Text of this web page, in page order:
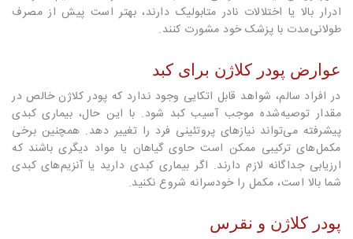
ادرار بالا یا اختلالات نادر متابولیک دارند، بهتر است پیش از مصرف
طولانی‌مدت با پزشک خود مشورت کنند.
عوارض پودر کلاژن برای کبد
در افراد سالم، شواهد قابل اتکایی وجود ندارد که پودر کلاژن خالص در
مقدار توصیه‌شده موجب آسیب کبد شود. با این حال، بیماری کبدی
پیشرفته می‌تواند نیازهای پروتئینی فرد را تغییر دهد. همچنین برخی
مکمل‌های ترکیبی ممکن است حاوی گیاهان یا مواد دیگری باشند که
ارزیابی جداگانه لازم دارند. اگر بیماری کبدی دارید یا آنزیم‌های کبدی
شما بالا است، مکمل را خودسرانه شروع نکنید.
پودر کلاژن و نقرس